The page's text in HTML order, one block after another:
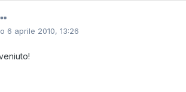
6 aprile 2010, 13:26